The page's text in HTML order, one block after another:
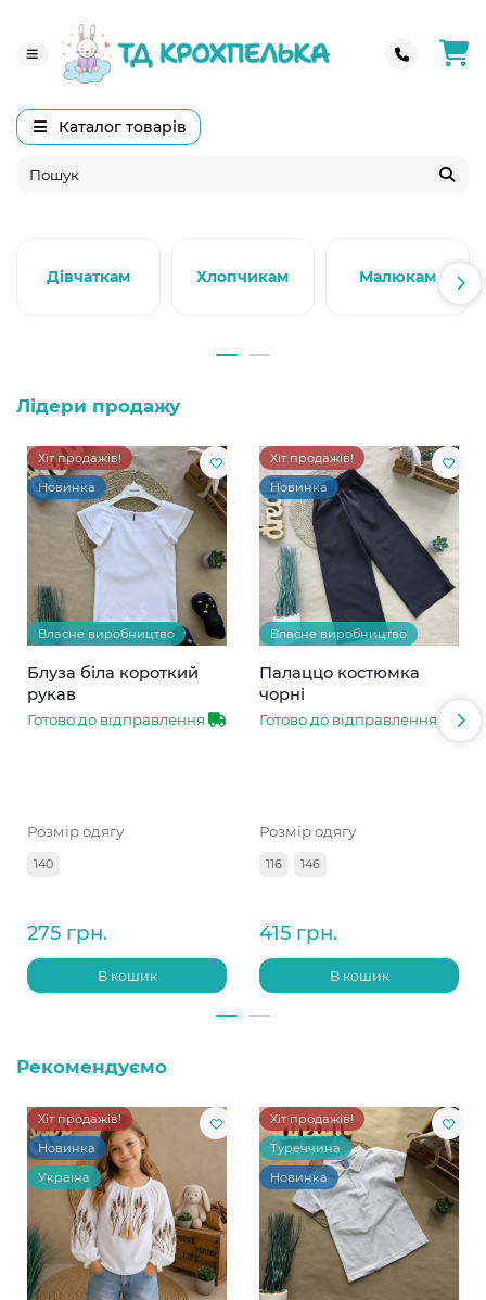
Каталог товарів
Дівчаткам Хлопчикам Малюкам
Лідери продажу
Хіт продажів!
Новинка
Власне виробництво
Блуза біла короткий
рукав
Готово до відправлення
Розмір одягу
140
275 грн.
В кошик
Хіт продажів!
Новинка
Власне виробництво
Палаццо костюмка
чорні
Готово до відправлення
Розмір одягу
116 146
415 грн.
В кошик
Рекомендуємо
Хіт продажів!
Новинка
Україна
Хіт продажів!
Туреччина
Новинка